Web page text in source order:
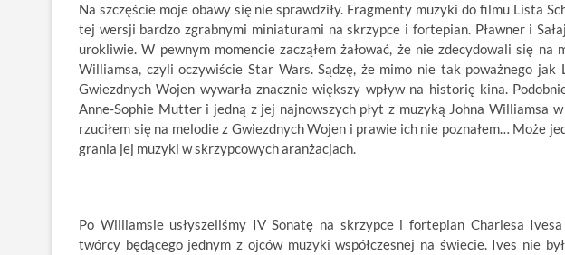
Na szczęście moje obawy się nie sprawdziły. Fragmenty muzyki do filmu Lista
tej wersji bardzo zgrabnymi miniaturami na skrzypce i fortepian. Pławner i
urokliwie. W pewnym momencie zacząłem żałować, że nie zdecydowali się
Williamsa, czyli oczywiście Star Wars. Sądzę, że mimo nie tak poważnego
Gwiezdnych Wojen wywarła znacznie większy wpływ na historię kina.
Anne-Sophie Mutter i jedną z jej najnowszych płyt z muzyką Johna Williamsa
rzuciłem się na melodie z Gwiezdnych Wojen i prawie ich nie poznałem… Może
grania jej muzyki w skrzypcowych aranżacjach.
Po Williamsie usłyszeliśmy IV Sonatę na skrzypce i fortepian Charlesa
twórcy będącego jednym z ojców muzyki współczesnej na świecie. Ives nie